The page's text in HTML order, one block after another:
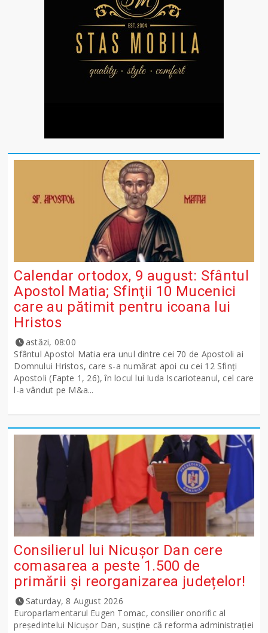
Calendar ortodox, 9 august: Sfântul
Apostol Matia; Sfinţii 10 Mucenici
care au pătimit pentru icoana lui
Hristos
astăzi, 08:00
Sfântul Apostol Matia era unul dintre cei 70 de Apostoli ai
Domnului Hristos, care s-a numărat apoi cu cei 12 Sfinţi
Apostoli (Fapte 1, 26), în locul lui Iuda Iscarioteanul, cel care
l-a vândut pe M&a...
Consilierul lui Nicușor Dan cere
comasarea a peste 1.500 de
primării și reorganizarea județelor!
Saturday, 8 August 2026
Europarlamentarul Eugen Tomac, consilier onorific al
președintelui Nicușor Dan, susține că reforma administrației